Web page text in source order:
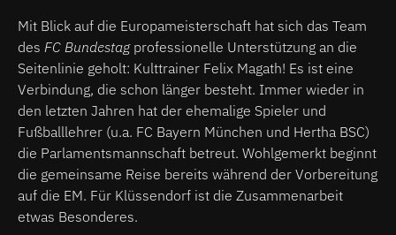
Mit Blick auf die Europameisterschaft hat sich das Team
des FC Bundestagprofessionelle Unterstützung an die
Seitenlinie geholt: Kulttrainer Felix Magath! Es ist eine
Verbindung, die schon länger besteht. Immer wieder in
den letzten Jahren hat der ehemalige Spieler und
Fußballlehrer (u.a. FC Bayern München und Hertha BSC)
die Parlamentsmannschaft betreut. Wohlgemerkt beginnt
die gemeinsame Reise bereits während der Vorbereitung
auf die EM. Für Klüssendorf ist die Zusammenarbeit
etwas Besonderes.